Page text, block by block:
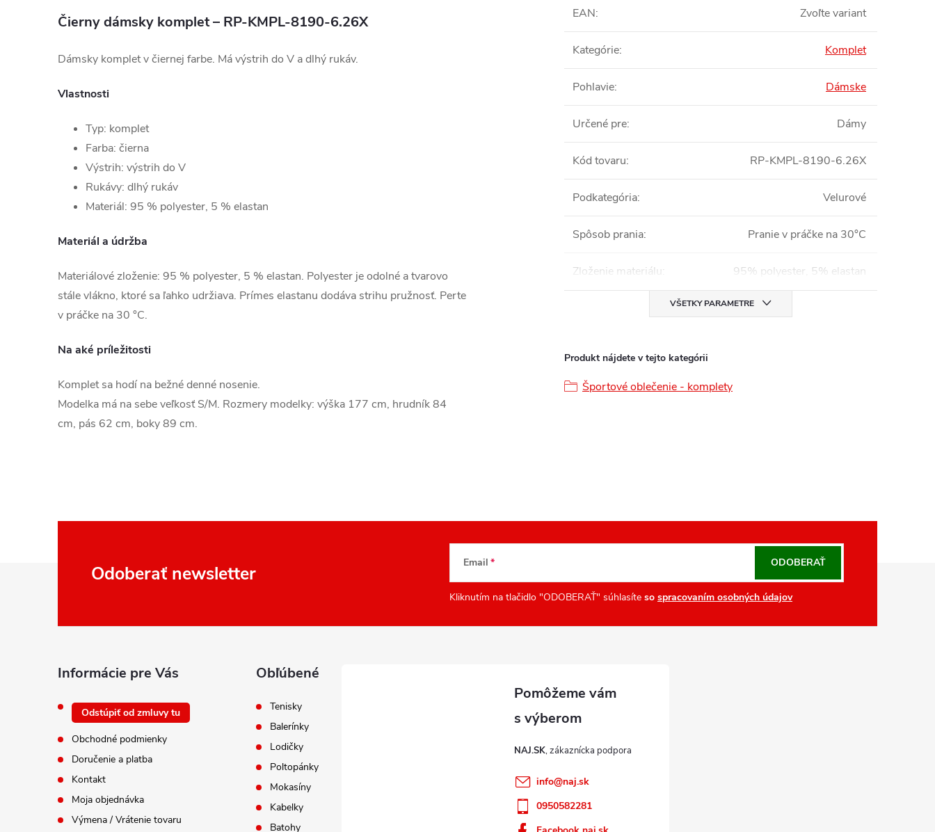
Čierny dámsky komplet – RP-KMPL-8190-6.26X
Dámsky komplet v čiernej farbe. Má výstrih do V a dlhý rukáv.
Vlastnosti
Typ: komplet
Farba: čierna
Výstrih: výstrih do V
Rukávy: dlhý rukáv
Materiál: 95 % polyester, 5 % elastan
Materiál a údržba
Materiálové zloženie: 95 % polyester, 5 % elastan. Polyester je odolné a tvarovo
stále vlákno, ktoré sa ľahko udržiava. Prímes elastanu dodáva strihu pružnosť. Perte
v práčke na 30 °C.
Na aké príležitosti
Komplet sa hodí na bežné denné nosenie.
Modelka má na sebe veľkosť S/M. Rozmery modelky: výška 177 cm, hrudník 84
cm, pás 62 cm, boky 89 cm.
EAN: Zvoľte variant
Kategórie: Komplet
Pohlavie: Dámske
Určené pre: Dámy
Kód tovaru: RP-KMPL-8190-6.26X
Podkategória: Velurové
Spôsob prania: Pranie v práčke na 30°C
Zloženie materiálu : 95% polyester, 5% elastan
VŠETKY PARAMETRE
Produkt nájdete v tejto kategórii
Športové oblečenie - komplety
Odoberať newsletter Email
Kliknutím na tlačidlo "ODOBERAŤ" súhlasíte so spracovaním osobných údajov
ODOBERAŤ
Informácie pre Vás
Odstúpiť od zmluvy tu
Obchodné podmienky
Doručenie a platba
Kontakt
Moja objednávka
Výmena / Vrátenie tovaru
Obľúbené
Tenisky
Balerínky
Lodičky
Poltopánky
Mokasíny
Kabelky
Batohy
NAJ.SK
info@naj.sk
0950582281